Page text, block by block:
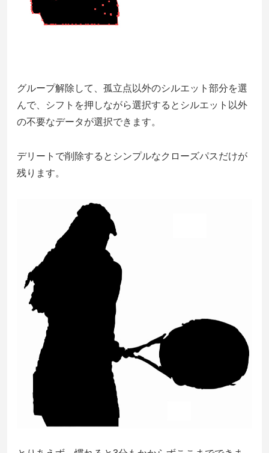
グループ解除して、孤立点以外のシルエット部分を選
んで、シフトを押しながら選択するとシルエット以外
の不要なデータが選択できます。
デリートで削除するとシンプルなクローズパスだけが
残ります。